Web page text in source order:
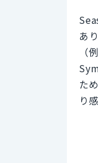
あ
（
た
り